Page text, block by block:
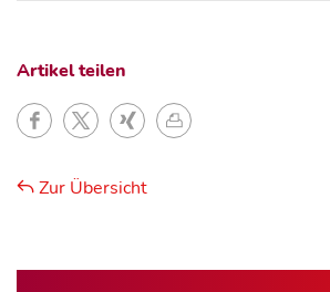
Artikel teilen
Zur Übersicht